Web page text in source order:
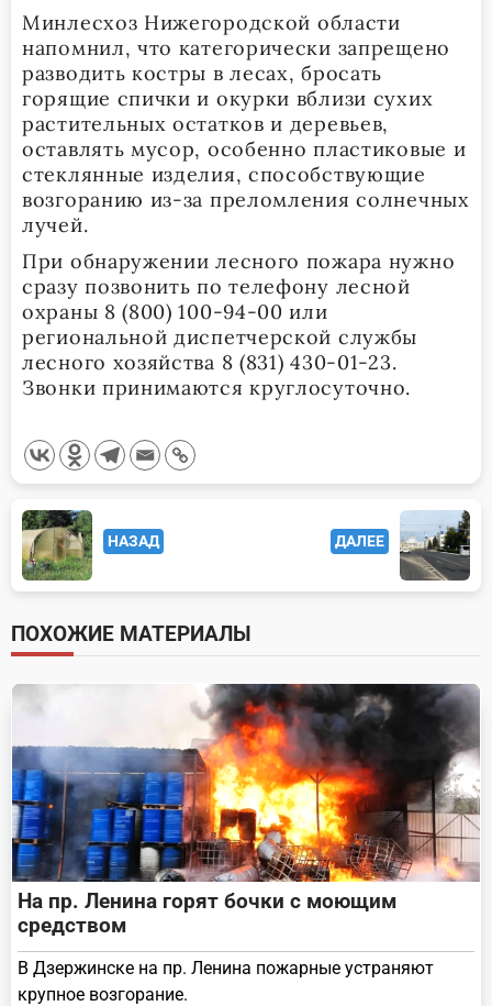
Минлесхоз Нижегородской области
напомнил, что категорически запрещено
разводить костры в лесах, бросать
горящие спички и окурки вблизи сухих
растительных остатков и деревьев,
оставлять мусор, особенно пластиковые и
стеклянные изделия, способствующие
возгоранию из-за преломления солнечных
лучей.
При обнаружении лесного пожара нужно
сразу позвонить по телефону лесной
охраны 8 (800) 100-94-00 или
региональной диспетчерской службы
лесного хозяйства 8 (831) 430-01-23.
Звонки принимаются круглосуточно.
<span
class="nav-
subtitle
screen-
reader-
text">Page</span>
НАЗАД ДАЛЕЕ
ПОХОЖИЕ МАТЕРИАЛЫ
На пр. Ленина горят бочки с моющим
средством
В Дзержинске на пр. Ленина пожарные устраняют
крупное возгорание.